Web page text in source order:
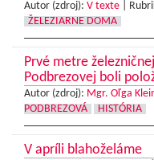
Autor (zdroj): V texte
ŽELEZIARNE DOMA
Prvé metre
Podbrezovej boli
Autor (zdroj): Mgr. Oľga
PODBREZOVÁ
HISTÓRIA
V apríli blahoželáme